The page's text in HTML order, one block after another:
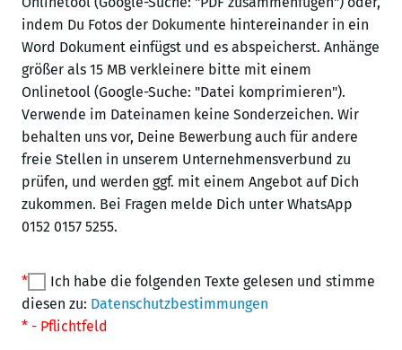
indem Du Fotos der Dokumente hintereinander in ein
Word Dokument einfügst und es abspeicherst. Anhänge
größer als 15 MB verkleinere bitte mit einem
Onlinetool (Google-Suche: "Datei komprimieren").
Verwende im Dateinamen keine Sonderzeichen. Wir
behalten uns vor, Deine Bewerbung auch für andere
freie Stellen in unserem Unternehmensverbund zu
prüfen, und werden ggf. mit einem Angebot auf Dich
zukommen. Bei Fragen melde Dich unter WhatsApp
0152 0157 5255.
*
Ich habe die folgenden Texte gelesen und stimme
diesen zu: Datenschutzbestimmungen
* - Pflichtfeld